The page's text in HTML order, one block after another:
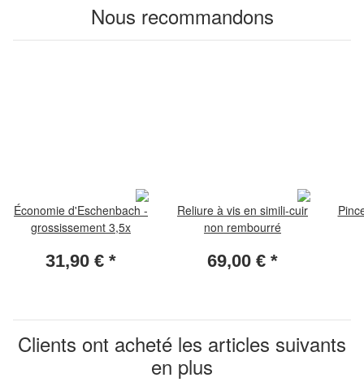
Nous recommandons
Économie d'Eschenbach -
grossissement 3,5x
31,90 € *
Reliure à vis en simili-cuir
non rembourré
69,00 € *
Clients ont acheté les articles suivants
en plus